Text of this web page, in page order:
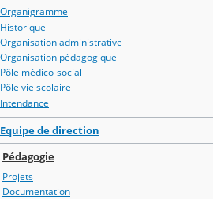
Organigramme
Historique
Organisation administrative
Organisation pédagogique
Pôle médico-social
Pôle vie scolaire
Intendance
Equipe de direction
Pédagogie
Projets
Documentation